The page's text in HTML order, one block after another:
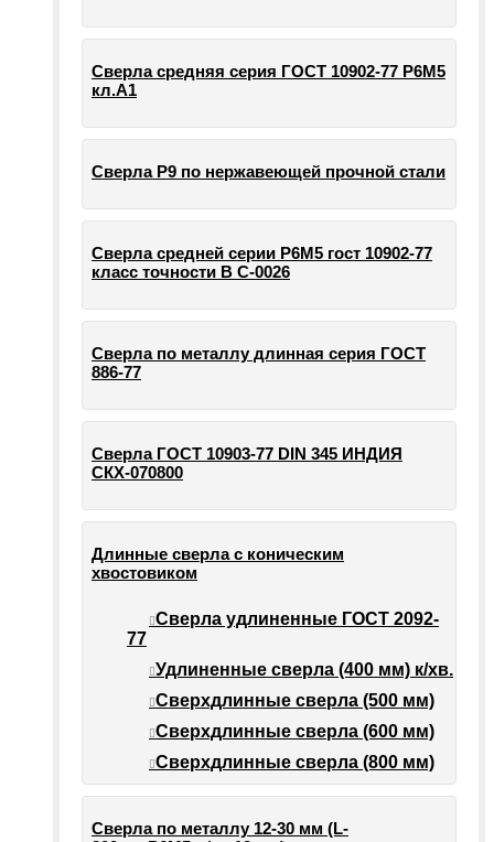
Сверла средняя серия ГОСТ 10902-77 Р6М5
кл.А1
Сверла Р9 по нержавеющей прочной стали
Сверла средней серии Р6М5 гост 10902-77
класс точности В С-0026
Сверла по металлу длинная серия ГОСТ
886-77
Сверла ГОСТ 10903-77 DIN 345 ИНДИЯ
СКХ-070800
Длинные сверла с коническим
хвостовиком
Сверла удлиненные ГОСТ 2092-
77
Удлиненные сверла (400 мм) к/хв.
Сверхдлинные сверла (500 мм)
Сверхдлинные сверла (600 мм)
Сверхдлинные сверла (800 мм)
Сверла по металлу 12-30 мм (L-